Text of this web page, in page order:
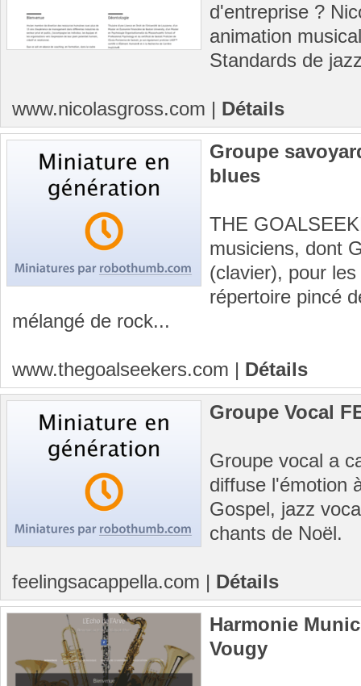
d'entreprise ?
animation
Standards de
www.nicolasgross.com | Détails
Groupe
blues
THE
musiciens, dont
(clavier), pour
répertoire pincé
mélangé de rock...
www.thegoalseekers.com | Détails
Groupe Vocal
Groupe vocal a
diffuse l'émotion
Gospel, jazz
chants de Noël.
feelingsacappella.com | Détails
Harmonie
Vougy